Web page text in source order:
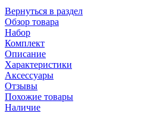
Вернуться в раздел
Обзор товара
Набор
Комплект
Описание
Характеристики
Аксессуары
Отзывы
Похожие товары
Наличие